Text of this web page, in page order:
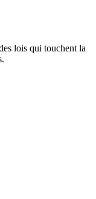
lois qui touchent la